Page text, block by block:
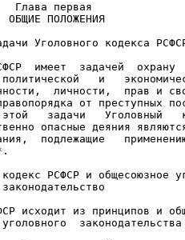
ОБЩИЕ ПОЛОЖЕНИЯ
Уголовного кодекса
имеет  задачей  охрану
и
личности,  прав и
задачи   Уголовный
опасные деяния
подлежащие
исходит из принципов и